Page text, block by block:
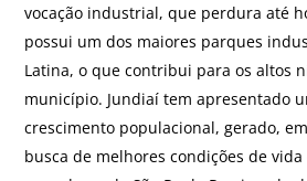
vocação industrial, que perdura até
possui um dos maiores parques
Latina, o que contribui para os altos
município. Jundiaí tem apresentado
crescimento populacional, gerado,
busca de melhores condições de